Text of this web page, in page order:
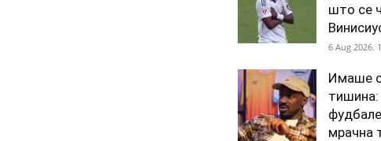
што се
6 Aug 2026.
Имаше
мрачна